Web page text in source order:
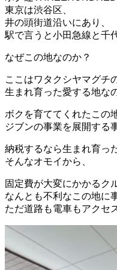
東京は渋谷区、
井の頭街道沿いにあり、
駅で言うと小田急線と千
なぜこの地なのか？
ここはワタクシヤマグチ
生まれ育った愛する地な
ボクを育ててくれたこの
ジブンの事業を展開する
納税するなら生まれ育っ
そんなオモイから、
固定費が大変にかかるク
なんとも不利なこの地に
ただ道路も電車もアクセ